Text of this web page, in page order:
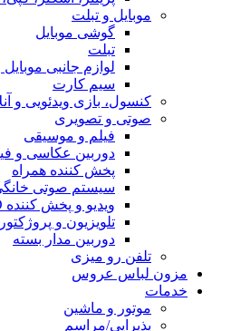
موبایل و تبلت
گوشی موبایل
تبلت
لوازم جانبی
سیم کارت
کنسول، بازی‌ ویدئویی و
صوتی و تصویری
فیلم و موسیقی
دوربین عکاسی و
پخش کننده همراه
سیستم صوتی
ویدیو و پخش کننده DVD
تلویزیون و پروژکتور
دوربین مدار بسته
تلفن رو میزی
مزون لباس عروس
خدمات
موتور و ماشین
پذیرایی/مراسم